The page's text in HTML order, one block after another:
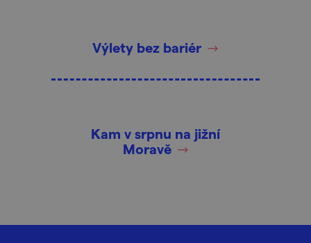
Výlety bez bariér
Kam v srpnu na jižní
Moravě